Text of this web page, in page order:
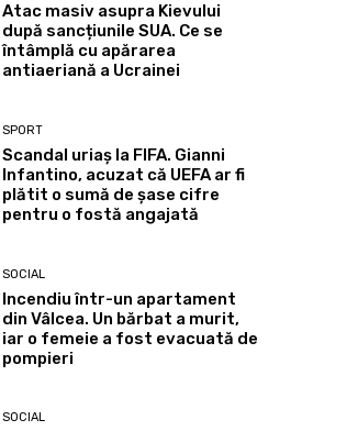
Atac masiv asupra Kievului
după sancțiunile SUA. Ce se
întâmplă cu apărarea
antiaeriană a Ucrainei
SPORT
Scandal uriaș la FIFA. Gianni
Infantino, acuzat că UEFA ar fi
plătit o sumă de șase cifre
pentru o fostă angajată
SOCIAL
Incendiu într-un apartament
din Vâlcea. Un bărbat a murit,
iar o femeie a fost evacuată de
pompieri
SOCIAL